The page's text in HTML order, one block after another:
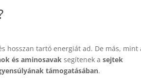
hosszan tartó energiát ad. De más, mint
és aminosavak segítenek asejtek
támogatásában.